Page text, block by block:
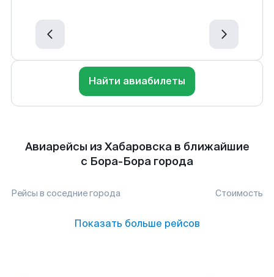
Найти авиабилеты
Авиарейсы из Хабаровска в ближайшие
с Бора-Бора города
Рейсы в соседние города Стоимость
Показать больше рейсов